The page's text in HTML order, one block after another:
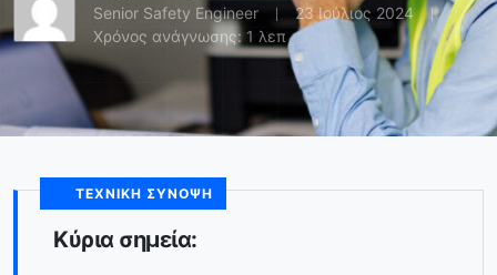
Senior Safety Engineer
23 Ιούλιος 2024
Χρόνος ανάγνωσης: 1 λεπ
ΤΕΧΝΙΚΉ ΣΎΝΟΨΗ
Κύρια σημεία: